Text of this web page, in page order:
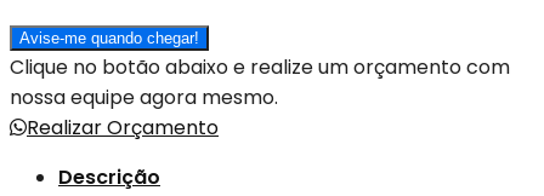
Avise-me quando chegar!
Clique no botão abaixo e realize um orçamento com
nossa equipe agora mesmo.
Realizar Orçamento
Descrição